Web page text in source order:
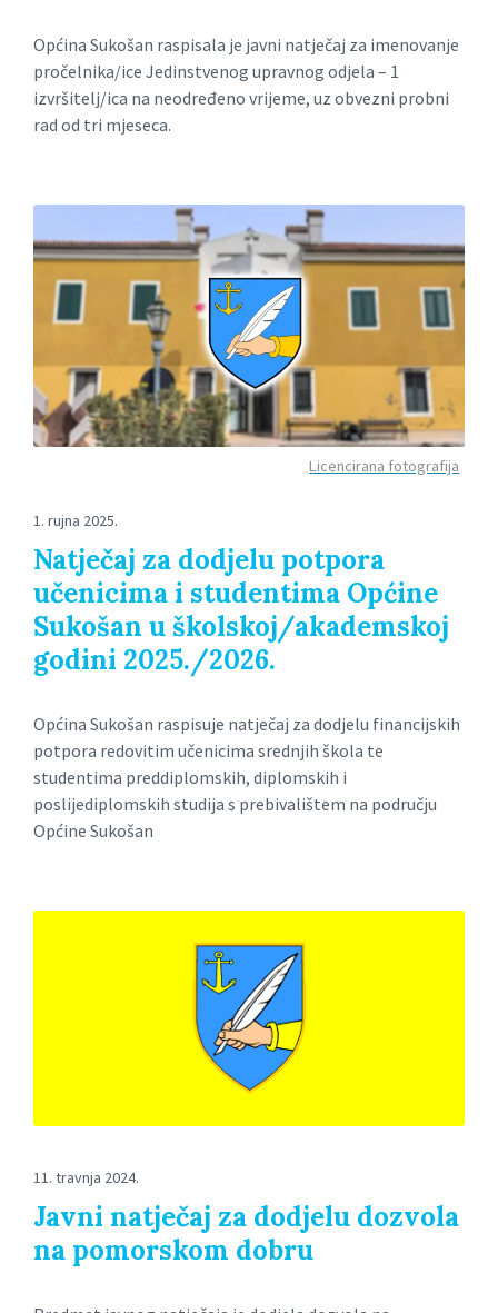
Općina Sukošan raspisala je javni natječaj za imenovanje
pročelnika/ice Jedinstvenog upravnog odjela – 1
izvršitelj/ica na neodređeno vrijeme, uz obvezni probni
rad od tri mjeseca.
Licencirana fotografija
1. rujna 2025.
Natječaj za dodjelu potpora
učenicima i studentima Općine
Sukošan u školskoj/akademskoj
godini 2025./2026.
Općina Sukošan raspisuje natječaj za dodjelu financijskih
potpora redovitim učenicima srednjih škola te
studentima preddiplomskih, diplomskih i
poslijediplomskih studija s prebivalištem na području
Općine Sukošan
11. travnja 2024.
Javni natječaj za dodjelu dozvola
na pomorskom dobru